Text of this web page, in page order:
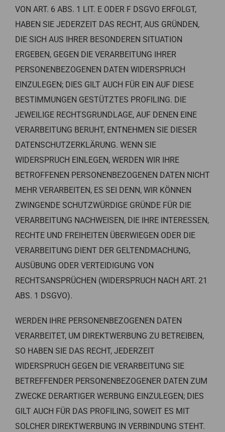
VON ART. 6 ABS. 1 LIT. E ODER F DSGVO ERFOLGT,
HABEN SIE JEDERZEIT DAS RECHT, AUS GRÜNDEN,
DIE SICH AUS IHRER BESONDEREN SITUATION
ERGEBEN, GEGEN DIE VERARBEITUNG IHRER
PERSONENBEZOGENEN DATEN WIDERSPRUCH
EINZULEGEN; DIES GILT AUCH FÜR EIN AUF DIESE
BESTIMMUNGEN GESTÜTZTES PROFILING. DIE
JEWEILIGE RECHTSGRUNDLAGE, AUF DENEN EINE
VERARBEITUNG BERUHT, ENTNEHMEN SIE DIESER
DATENSCHUTZERKLÄRUNG. WENN SIE
WIDERSPRUCH EINLEGEN, WERDEN WIR IHRE
BETROFFENEN PERSONENBEZOGENEN DATEN NICHT
MEHR VERARBEITEN, ES SEI DENN, WIR KÖNNEN
ZWINGENDE SCHUTZWÜRDIGE GRÜNDE FÜR DIE
VERARBEITUNG NACHWEISEN, DIE IHRE INTERESSEN,
RECHTE UND FREIHEITEN ÜBERWIEGEN ODER DIE
VERARBEITUNG DIENT DER GELTENDMACHUNG,
AUSÜBUNG ODER VERTEIDIGUNG VON
RECHTSANSPRÜCHEN (WIDERSPRUCH NACH ART. 21
ABS. 1 DSGVO).
WERDEN IHRE PERSONENBEZOGENEN DATEN
VERARBEITET, UM DIREKTWERBUNG ZU BETREIBEN,
SO HABEN SIE DAS RECHT, JEDERZEIT
WIDERSPRUCH GEGEN DIE VERARBEITUNG SIE
BETREFFENDER PERSONENBEZOGENER DATEN ZUM
ZWECKE DERARTIGER WERBUNG EINZULEGEN; DIES
GILT AUCH FÜR DAS PROFILING, SOWEIT ES MIT
SOLCHER DIREKTWERBUNG IN VERBINDUNG STEHT.